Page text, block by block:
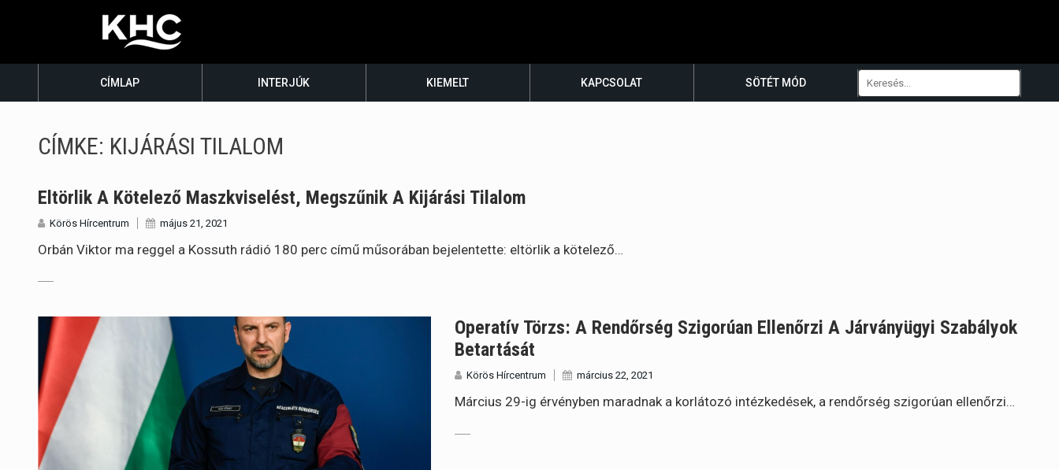
CÍMLAP INTERJÚK KIEMELT KAPCSOLAT SÖTÉT MÓD
CÍMKE: KIJÁRÁSI TILALOM
Eltörlik A Kötelező Maszkviselést, Megszűnik A Kijárási Tilalom
Körös Hírcentrum május 21, 2021
Orbán Viktor ma reggel a Kossuth rádió 180 perc című műsorában bejelentette: eltörlik a kötelező…
Operatív Törzs: A Rendőrség Szigorúan Ellenőrzi A Járványügyi Szabályok
Betartását
Körös Hírcentrum március 22, 2021
Március 29-ig érvényben maradnak a korlátozó intézkedések, a rendőrség szigorúan ellenőrzi…